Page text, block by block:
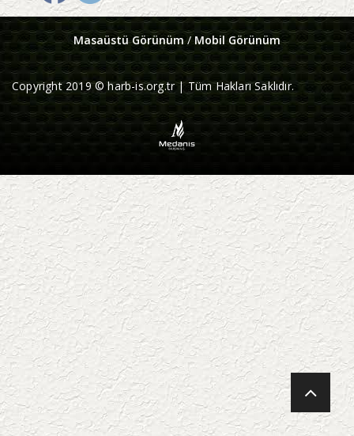
Masaüstü Görünüm/ Mobil Görünüm
Copyright 2019 © harb-is.org.tr | Tüm Hakları Saklıdır.